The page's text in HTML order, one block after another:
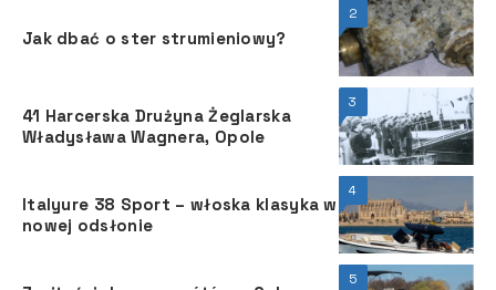
2
Jak dbać o ster strumieniowy?
3
41 Harcerska Drużyna Żeglarska
Władysława Wagnera, Opole
4
Italyure 38 Sport – włoska klasyka w
nowej odsłonie
5